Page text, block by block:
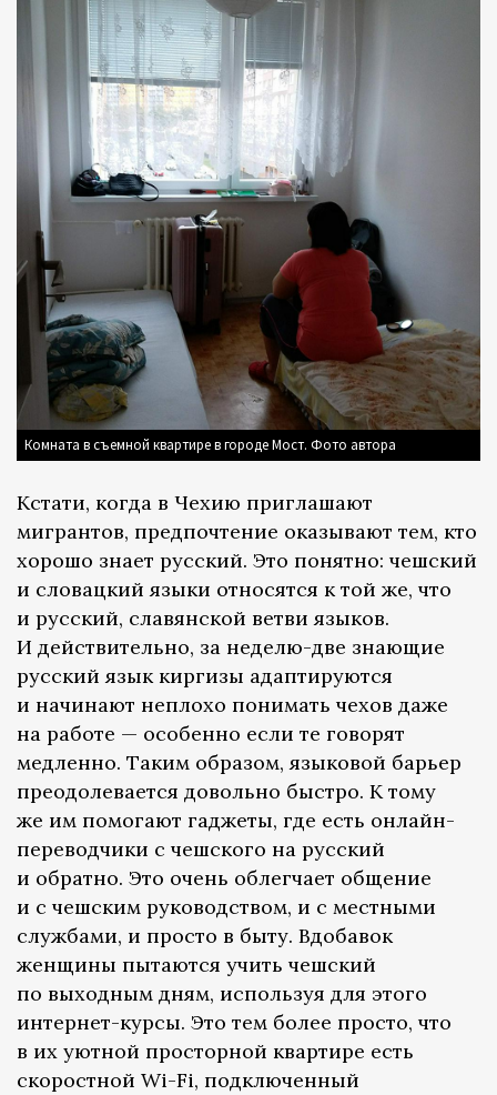
Комната в съемной квартире в городе Мост. Фото автора
Кстати, когда в Чехию приглашают
мигрантов, предпочтение оказывают тем, кто
хорошо знает русский. Это понятно: чешский
и словацкий языки относятся к той же, что
и русский, славянской ветви языков.
И действительно, за неделю-две знающие
русский язык киргизы адаптируются
и начинают неплохо понимать чехов даже
на работе — особенно если те говорят
медленно. Таким образом, языковой барьер
преодолевается довольно быстро. К тому
же им помогают гаджеты, где есть онлайн-
переводчики с чешского на русский
и обратно. Это очень облегчает общение
и с чешским руководством, и с местными
службами, и просто в быту. Вдобавок
женщины пытаются учить чешский
по выходным дням, используя для этого
интернет-курсы. Это тем более просто, что
в их уютной просторной квартире есть
скоростной Wi-Fi, подключенный